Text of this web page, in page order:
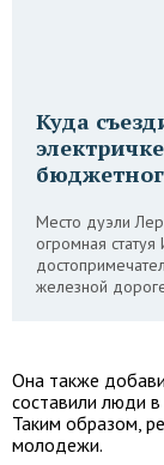
Куда
Место дуэли
огромная
железной
Она также
составили люди
Таким образом,
молодежи.